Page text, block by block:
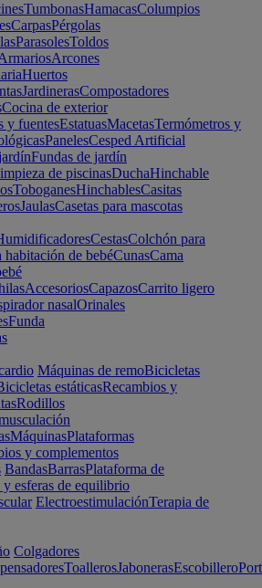
TumbonasHamacasColumpios
CarpasPérgolas
ParasolesToldos
Arcones
Huertos
JardinerasCompostadores
Cocina de exterior
y fuentesEstatuasMacetasTermómetros y
PanelesCesped Artificial
Fundas de jardín
de piscinasDuchaHinchable
ToboganesHinchablesCasitas
JaulasCasetas para mascotas
CestasColchón para
habitación de bebéCunasCama
AccesoriosCapazosCarrito ligero
nasalOrinales
Funda
Máquinas de remoBicicletas
estáticasRecambios y
Rodillos
MáquinasPlataformas
y complementos
BandasBarrasPlataforma de
y esferas de equilibrio
ElectroestimulaciónTerapia de
Colgadores
ToallerosJabonerasEscobillero